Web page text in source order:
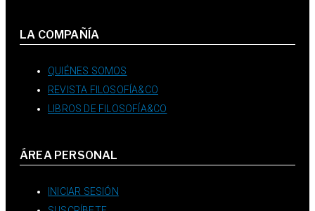
LA COMPAÑÍA
QUIÉNES SOMOS
REVISTA FILOSOFÍA&CO
LIBROS DE FILOSOFÍA&CO
ÁREA PERSONAL
INICIAR SESIÓN